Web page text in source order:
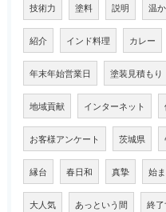
技術力 塗料 説明 温
紹介 インド料理 カレー
年末年始営業日 塗装見積もり
地域貢献 インターネット
お客様アンケート 茨城県
縁台 春日和 真摯 始
大人気 あっという間 終